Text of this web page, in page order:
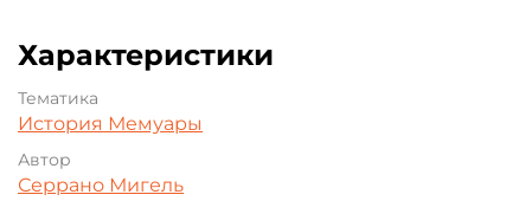
Характеристики
Тематика
История Мемуары
Автор
Серрано Мигель